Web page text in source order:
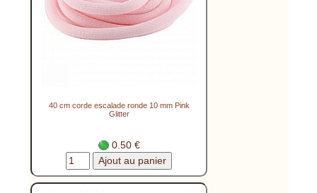
40 cm corde escalade ronde 10 mm Pink
Glitter
0.50 €